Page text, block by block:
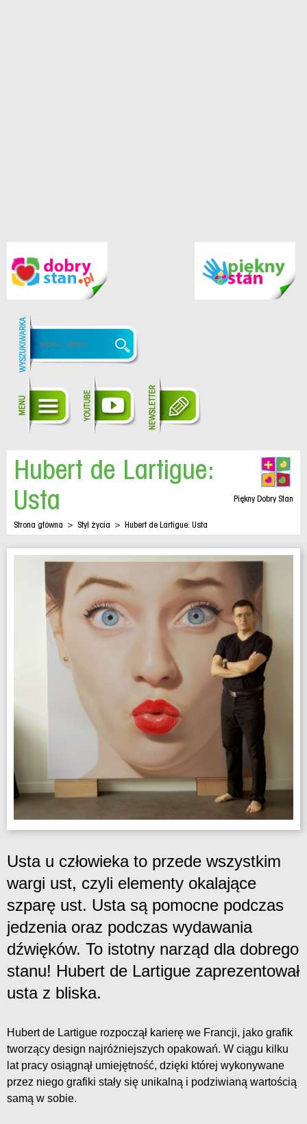
Piękny Dobry Stan
Hubert de Lartigue:
Usta
Strona główna > Styl życia > Hubert de Lartigue: Usta
Usta u człowieka to przede wszystkim
wargi ust, czyli elementy okalające
szparę ust. Usta są pomocne podczas
jedzenia oraz podczas wydawania
dźwięków. To istotny narząd dla dobrego
stanu! Hubert de Lartigue zaprezentował
usta z bliska.
Hubert de Lartigue rozpoczął karierę we Francji, jako grafik
tworzący design najróżniejszych opakowań. W ciągu kilku
lat pracy osiągnął umiejętność, dzięki której wykonywane
przez niego grafiki stały się unikalną i podziwianą wartością
samą w sobie.